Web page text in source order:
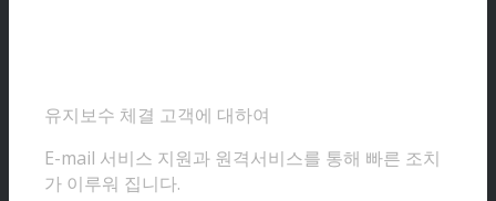
유지보수 체결 고객에 대하여
E-mail 서비스 지원과 원격서비스를 통해 빠른 조치
가 이루워 집니다.